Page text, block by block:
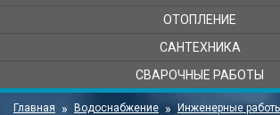
ОТОПЛЕНИЕ
САНТЕХНИКА
СВАРОЧНЫЕ РАБОТЫ
Главная Водоснабжение
Инженерные